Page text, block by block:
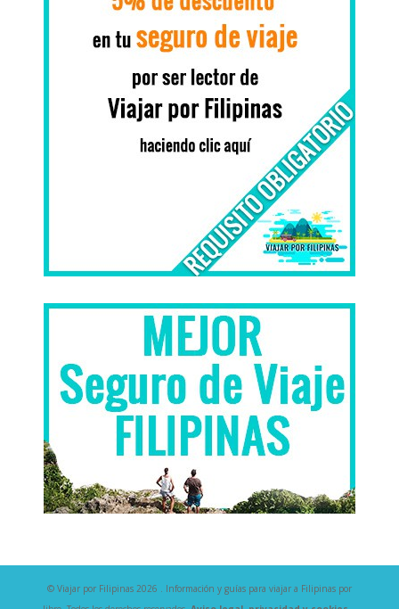
© Viajar por Filipinas 2026 . Información y guías para viajar a Filipinas por